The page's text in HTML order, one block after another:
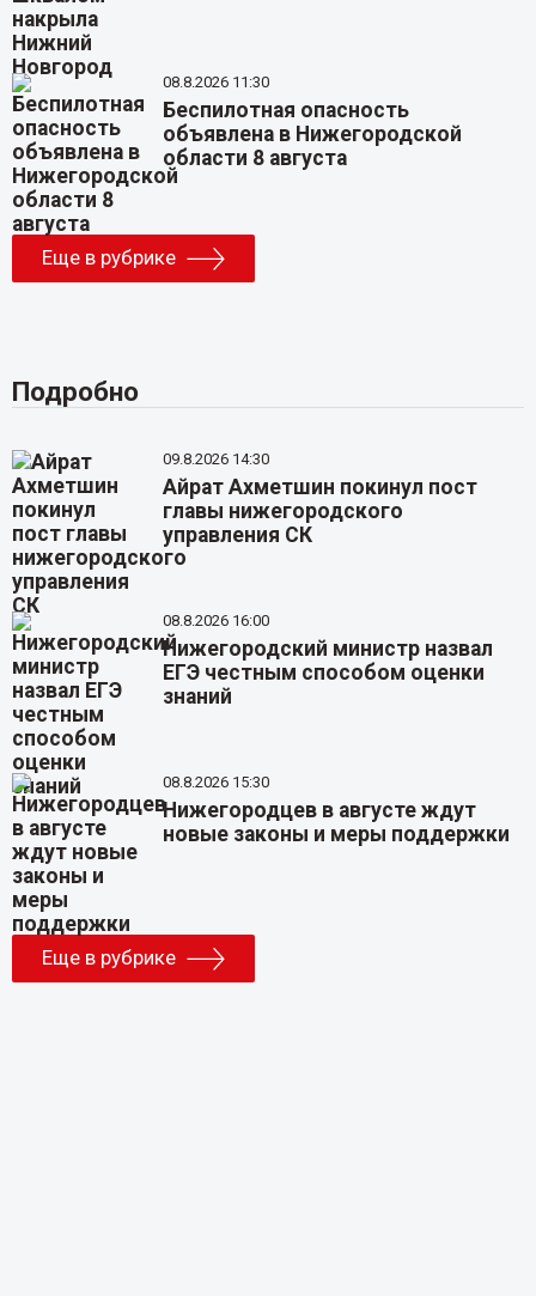
08.8.2026 11:30
Беспилотная опасность
объявлена в Нижегородской
области 8 августа
Еще в рубрике
Подробно
09.8.2026 14:30
Айрат Ахметшин покинул пост
главы нижегородского
управления СК
08.8.2026 16:00
Нижегородский министр назвал
ЕГЭ честным способом оценки
знаний
08.8.2026 15:30
Нижегородцев в августе ждут
новые законы и меры поддержки
Еще в рубрике